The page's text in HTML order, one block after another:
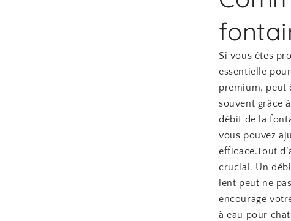
Si vous êtes
essentielle
premium, peut
souvent grâce
débit de la
vous pouvez
efficace.Tout
crucial. Un
lent peut ne
encourage
à eau pour